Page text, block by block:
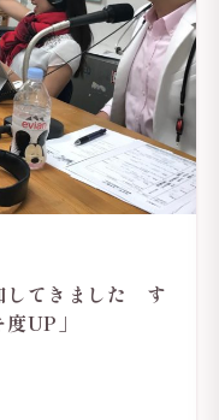
してきました す
UP」